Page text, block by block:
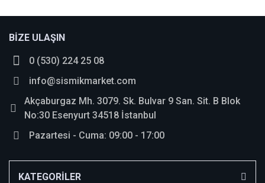
BİZE ULAŞIN
0 (530) 224 25 08
info@sismikmarket.com
Akçaburgaz Mh. 3079. Sk. Bulvar 9 San. Sit. B Blok
No:30 Esenyurt 34518 İstanbul
Pazartesi - Cuma: 09:00 - 17:00
KATEGORİLER